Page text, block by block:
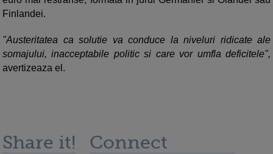
Finlandei.
"Austeritatea ca solutie va conduce la niveluri ridicate ale
somajului, inacceptabile politic si care vor umfla deficitele",
avertizeaza el.
Share it! Connect